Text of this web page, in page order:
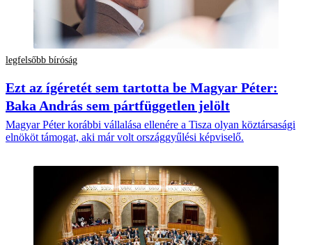
legfelsőbb bíróság
Ezt az ígéretét sem tartotta be Magyar Péter:
Baka András sem pártfüggetlen jelölt
Magyar Péter korábbi vállalása ellenére a Tisza olyan köztársasági
elnököt támogat, aki már volt országgyűlési képviselő.